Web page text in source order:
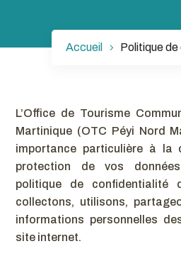
Accueil Politique
L’Office de Tourisme
Martinique (OTC Péyi Nord
importance particulière à la
protection de vos
politique de confidentialité
collectons, utilisons,
informations personnelles
site internet.